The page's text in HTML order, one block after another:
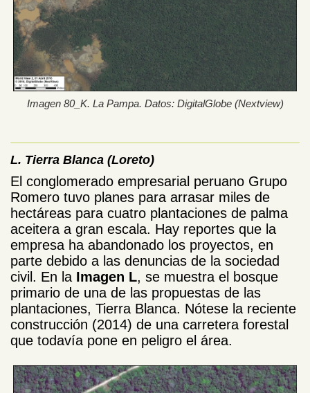
Imagen 80_K. La Pampa. Datos: DigitalGlobe (Nextview)
L. Tierra Blanca (Loreto)
El conglomerado empresarial peruano Grupo
Romero tuvo planes para arrasar miles de
hectáreas para cuatro plantaciones de palma
aceitera a gran escala. Hay reportes que la
empresa ha abandonado los proyectos, en
parte debido a las denuncias de la sociedad
civil. En la Imagen L, se muestra el bosque
primario de una de las propuestas de las
plantaciones, Tierra Blanca. Nótese la reciente
construcción (2014) de una carretera forestal
que todavía pone en peligro el área.